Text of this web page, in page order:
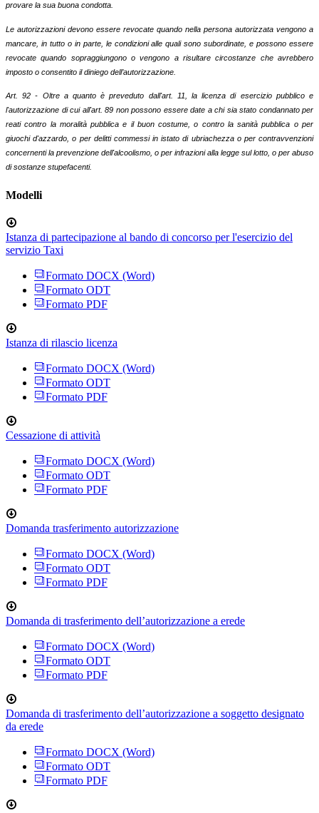
provare la sua buona condotta.
Le autorizzazioni devono essere revocate quando nella persona autorizzata vengono a
mancare, in tutto o in parte, le condizioni alle quali sono subordinate, e possono essere
revocate quando sopraggiungono o vengono a risultare circostanze che avrebbero
imposto o consentito il diniego dell’autorizzazione.
Art. 92 - Oltre a quanto è preveduto dall'art. 11, la licenza di esercizio pubblico e
l'autorizzazione di cui all'art. 89 non possono essere date a chi sia stato condannato per
reati contro la moralità pubblica e il buon costume, o contro la sanità pubblica o per
giuochi d'azzardo, o per delitti commessi in istato di ubriachezza o per contravvenzioni
concernenti la prevenzione dell'alcoolismo, o per infrazioni alla legge sul lotto, o per abuso
di sostanze stupefacenti.
Modelli
Istanza di partecipazione al bando di concorso per l'esercizio del
servizio Taxi
Formato DOCX (Word)
Formato ODT
Formato PDF
Istanza di rilascio licenza
Formato DOCX (Word)
Formato ODT
Formato PDF
Cessazione di attività
Formato DOCX (Word)
Formato ODT
Formato PDF
Domanda trasferimento autorizzazione
Formato DOCX (Word)
Formato ODT
Formato PDF
Domanda di trasferimento dell’autorizzazione a erede
Formato DOCX (Word)
Formato ODT
Formato PDF
Domanda di trasferimento dell’autorizzazione a soggetto designato
da erede
Formato DOCX (Word)
Formato ODT
Formato PDF